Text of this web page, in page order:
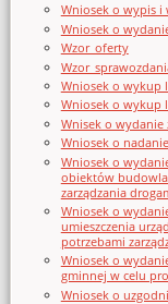
Wniosek o wypis i
Wniosek o
Wzor_oferty
Wniosek o wykup
Wniosek o wykup
Wnisek o wydanie
Wniosek o
Wniosek o
obiektów
zarządzania
Wniosek o
umieszczenia
potrzebami
Wniosek o
gminnej w celu
Wniosek o